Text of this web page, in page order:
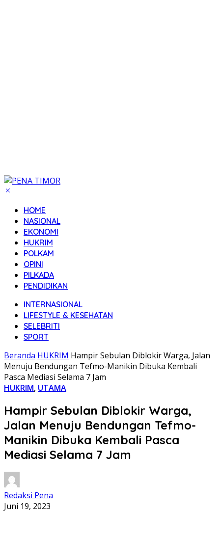
HOME
NASIONAL
EKONOMI
HUKRIM
POLKAM
OPINI
PILKADA
PENDIDIKAN
INTERNASIONAL
LIFESTYLE & KESEHATAN
SELEBRITI
SPORT
Beranda HUKRIM Hampir Sebulan Diblokir Warga, Jalan
Menuju Bendungan Tefmo-Manikin Dibuka Kembali
Pasca Mediasi Selama 7 Jam
HUKRIM, UTAMA
Hampir Sebulan Diblokir Warga,
Jalan Menuju Bendungan Tefmo-
Manikin Dibuka Kembali Pasca
Mediasi Selama 7 Jam
Redaksi Pena
Juni 19, 2023